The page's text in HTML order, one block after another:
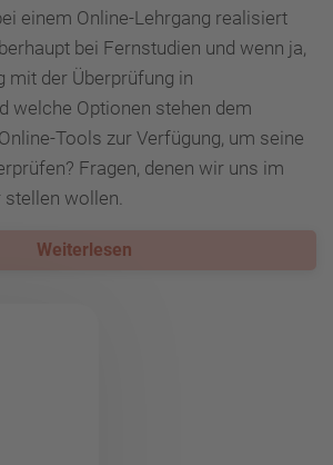
einem Online-Lehrgang realisiert
bei Fernstudien und wenn ja,
mit der Überprüfung in
welche Optionen stehen dem
Tools zur Verfügung, um seine
Fragen, denen wir uns im
stellen wollen.
Weiterlesen